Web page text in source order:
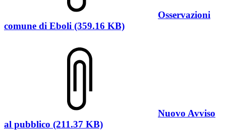
Osservazioni
comune di Eboli (359.16 KB)
Nuovo Avviso
al pubblico (211.37 KB)